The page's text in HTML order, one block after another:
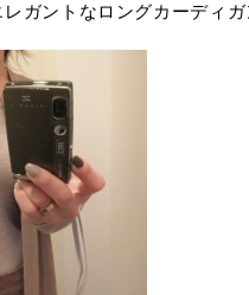
ガントなロングカーディガ